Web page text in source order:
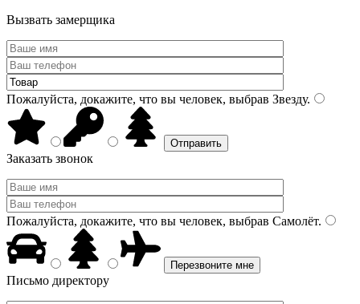
Вызвать замерщика
Пожалуйста, докажите, что вы человек, выбрав Звезду.
Заказать звонок
Пожалуйста, докажите, что вы человек, выбрав Самолёт.
Письмо директору